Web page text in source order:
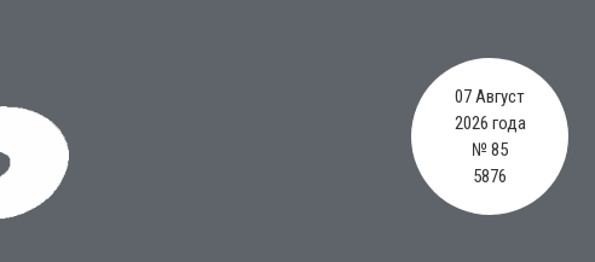
07 Август
2026 года
№ 85
5876